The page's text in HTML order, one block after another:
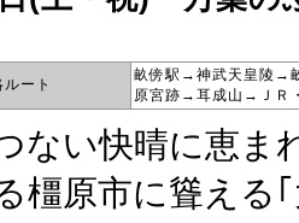
ート
畝傍駅→神武天皇陵→
原宮跡→耳成山→ＪＲ